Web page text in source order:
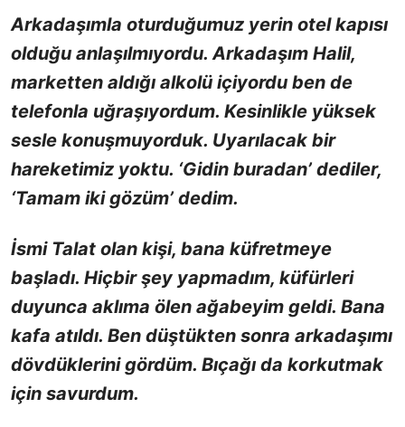
Arkadaşımla oturduğumuz yerin otel kapısı
olduğu anlaşılmıyordu. Arkadaşım Halil,
marketten aldığı alkolü içiyordu ben de
telefonla uğraşıyordum. Kesinlikle yüksek
sesle konuşmuyorduk. Uyarılacak bir
hareketimiz yoktu. ‘Gidin buradan’ dediler,
‘Tamam iki gözüm’ dedim.
İsmi Talat olan kişi, bana küfretmeye
başladı. Hiçbir şey yapmadım, küfürleri
duyunca aklıma ölen ağabeyim geldi. Bana
kafa atıldı. Ben düştükten sonra arkadaşımı
dövdüklerini gördüm. Bıçağı da korkutmak
için savurdum.